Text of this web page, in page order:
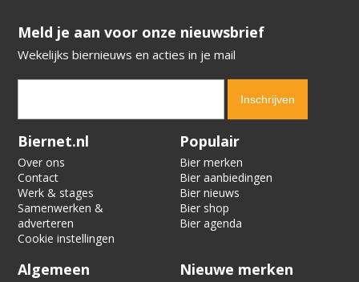
​​​​​​​Meld je aan voor onze nieuwsbrief
Wekelijks biernieuws en acties in je mail
Verification code:
Biernet.nl
Over ons
Contact
Werk & stages
Samenwerken &
adverteren
Cookie instellingen
Populair
Bier merken
Bier aanbiedingen
Bier nieuws
Bier shop
Bier agenda
Algemeen Nieuwe merken